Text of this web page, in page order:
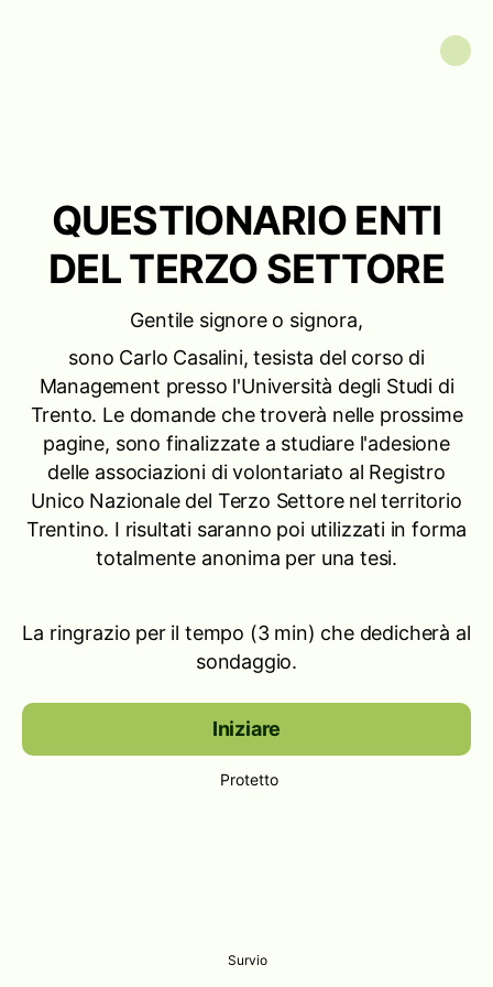
QUESTIONARIO ENTI
DEL TERZO SETTORE
Gentile signore o signora,
sono Carlo Casalini, tesista del corso di
Management presso l'Università degli Studi di
Trento. Le domande che troverà nelle prossime
pagine, sono finalizzate a studiare l'adesione
delle associazioni di volontariato al Registro
Unico Nazionale del Terzo Settore nel territorio
Trentino. I risultati saranno poi utilizzati in forma
totalmente anonima per una tesi.
La ringrazio per il tempo (3 min) che dedicherà al
sondaggio.
Iniziare
Protetto
Survio